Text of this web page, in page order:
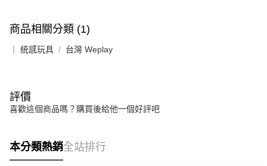
商品相關分類 (1)
｜ 統感玩具 台灣 Weplay
評價
喜歡這個商品嗎？購買後給他一個好評吧
本分類熱銷全站排行